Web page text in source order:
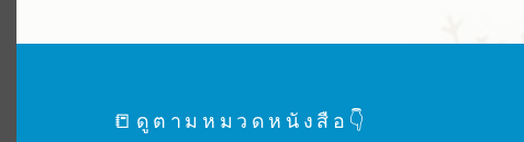
📒ดูตามหมวดหนังสือ👇